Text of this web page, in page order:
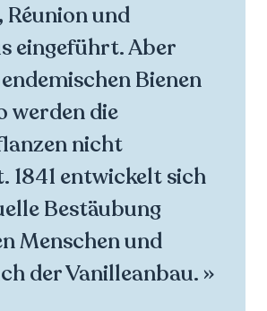
Réunion und
eingeführt. Aber
Bienen
werden die
nicht
1841 entwickelt sich
Bestäubung
Menschen und
der Vanilleanbau. »